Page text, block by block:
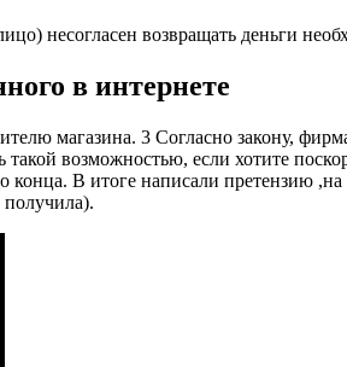
несогласен возвращать деньги
в интернете
магазина. 3 Согласно закону,
такой возможностью, если хотите
конца. В итоге написали претензию